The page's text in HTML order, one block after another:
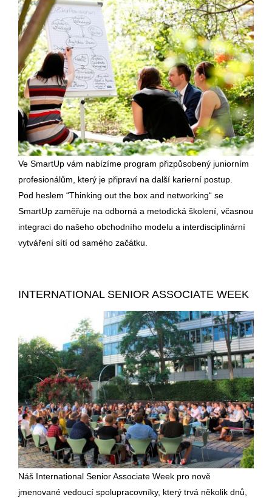
Ve SmartUp vám nabízíme program přizpůsobený juniorním
profesionálům, který je připraví na další karierní postup.
Pod heslem “Thinking out the box and networking“ se
SmartUp zaměřuje na odborná a metodická školení, včasnou
integraci do našeho obchodního modelu a interdisciplinární
vytváření sítí od samého začátku.
INTERNATIONAL SENIOR ASSOCIATE WEEK
Náš International Senior Associate Week pro nově
jmenované vedoucí spolupracovníky, který trvá několik dnů,